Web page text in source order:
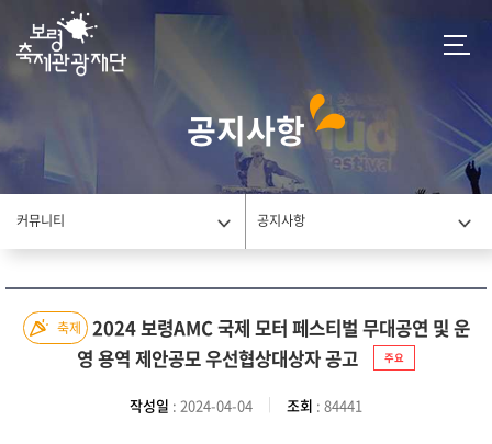
공지사항
커뮤니티 공지사항
축제 2024 보령AMC 국제 모터 페스티벌 무대공연 및 운
영 용역 제안공모 우선협상대상자 공고
주요
작성일 : 2024-04-04 조회 : 84441